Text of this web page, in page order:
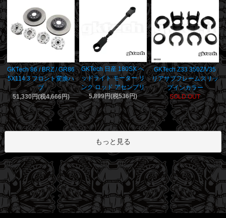
GKTech 86 / BRZ / GR86
5X114.3 フロント変換ハ
ブ
51,330円(税4,666円)
GKTech 日産 180SX ヘ
ッドライト モーター リ
ンク ロッド アセンブリ
5,899円(税536円)
GKTech Z33 350Z/V35
リアサブフレームスリッ
プインカラー
SOLD OUT
もっと見る